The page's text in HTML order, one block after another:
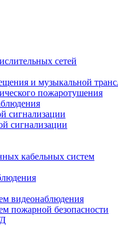
сетей
и музыкальной
пожаротушения
сигнализации
сигнализации
кабельных систем
видеонаблюдения
пожарной безопасности